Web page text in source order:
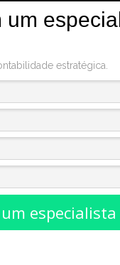
estratégica.
especialista